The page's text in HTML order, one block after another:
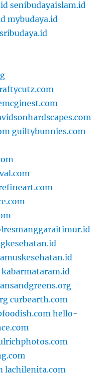
senibudayaislam.id
mybudaya.id
sribudaya.id
guiltybunnies.com
kabarmataram.id
curbearth.com
hello-
lachilenita.com